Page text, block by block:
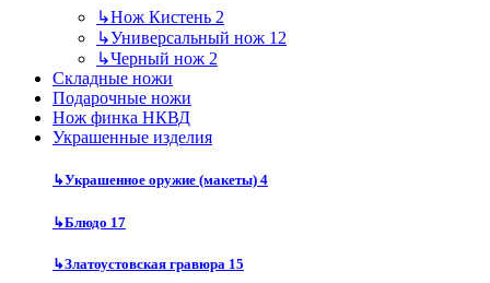
↳Нож Кистень 2
↳Универсальный нож 12
↳Черный нож 2
Складные ножи
Подарочные ножи
Нож финка НКВД
Украшенные изделия
↳Украшенное оружие (макеты) 4
↳Блюдо 17
↳Златоустовская гравюра 15